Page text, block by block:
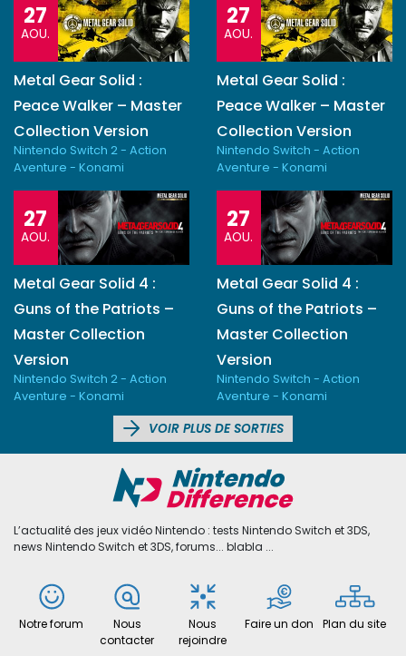
27
AOU.
Metal Gear Solid :
Peace Walker – Master
Collection Version
Nintendo Switch 2 - Action
Aventure - Konami
27
AOU.
Metal Gear Solid :
Peace Walker – Master
Collection Version
Nintendo Switch - Action
Aventure - Konami
27
AOU.
Metal Gear Solid 4 :
Guns of the Patriots –
Master Collection
Version
Nintendo Switch 2 - Action
Aventure - Konami
27
AOU.
Metal Gear Solid 4 :
Guns of the Patriots –
Master Collection
Version
Nintendo Switch - Action
Aventure - Konami
VOIR PLUS DE SORTIES
L’actualité des jeux vidéo Nintendo : tests Nintendo Switch et 3DS,
news Nintendo Switch et 3DS, forums... blabla ...
Notre forum
Nous
contacter
Nous
rejoindre
Faire un don Plan du site